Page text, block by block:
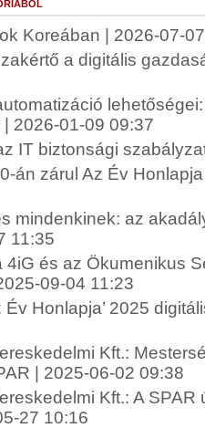
Koreában | 2026-07-
a digitális
2026-01-09 09:37
IT biztonsági
án zárul Az Év
mindenkinek: az
11:35
4iG és az Ökumenikus
09-04 11:23
Év Honlapja’ 2025
Kft.:
| 2025-06-02 09:38
Kft.: A SPAR
27 10:16